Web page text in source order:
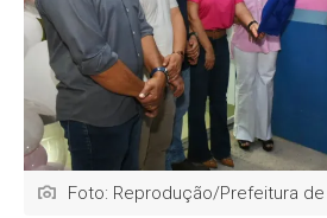
Foto: Reprodução/Prefeitura de